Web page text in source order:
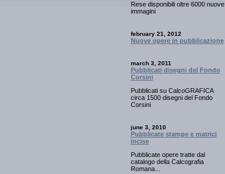
Rese disponibili oltre 6000 nuove
immagini
february 21, 2012
Nuove opere in pubblicazione
march 3, 2011
Pubblicati disegni del Fondo
Corsini
Pubblicati su CalcoGRAFICA
circa 1500 disegni del Fondo
Corsini
june 3, 2010
Pubblicate stampe e matrici
incise
Pubblicate opere tratte dal
catalogo della Calcografia
Romana...